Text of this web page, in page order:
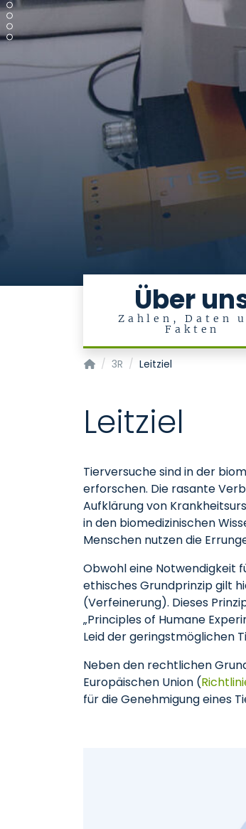
Über
Zahlen, Daten
Fakten
Institut für Versuchstierkunde
3R Leitziel
Leitziel
Tierversuche sind in der
erforschen. Die rasante
Aufklärung von
in den biomedizinischen
Menschen nutzen die
Obwohl eine Notwendigkeit
ethisches Grundprinzip gilt
(Verfeinerung). Dieses
„Principles of Humane
Leid der geringstmöglichen
Neben den rechtlichen
Europäischen Union (
für die Genehmigung eines